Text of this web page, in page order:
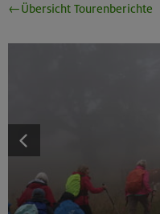
←Übersicht Tourenberichte